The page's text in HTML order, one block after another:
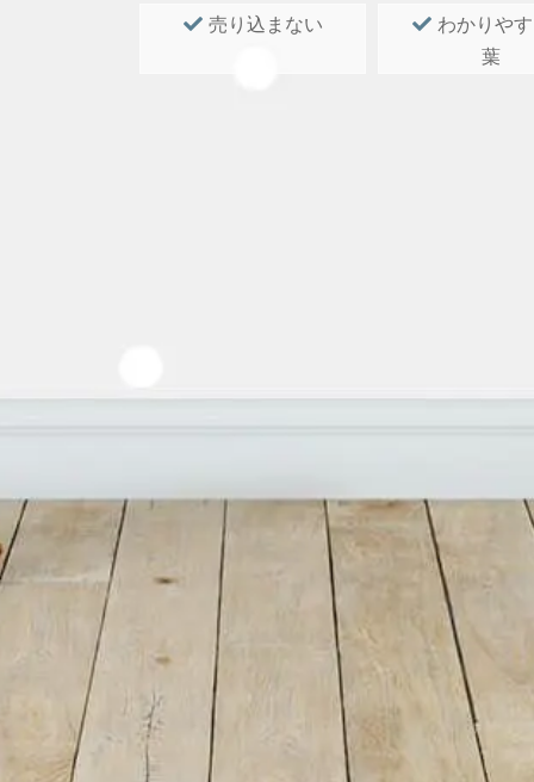
売り込まない
わかりや
葉